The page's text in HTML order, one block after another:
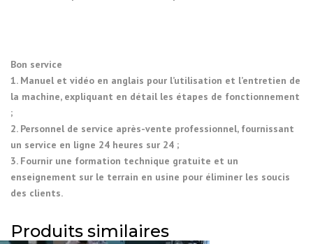
Bon service
1. Manuel et vidéo en anglais pour l’utilisation et l’entretien de
la machine, expliquant en détail les étapes de fonctionnement
;
2. Personnel de service après-vente professionnel, fournissant
un service en ligne 24 heures sur 24 ;
3. Fournir une formation technique gratuite et un
enseignement sur le terrain en usine pour éliminer les soucis
des clients.
Produits similaires